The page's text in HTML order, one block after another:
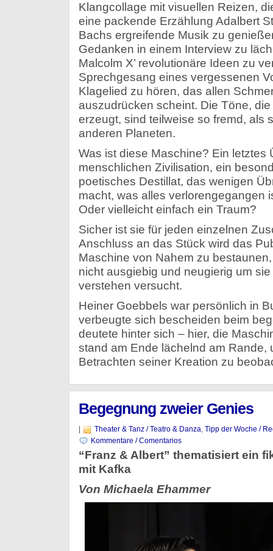
Klangcollage mit visuellen Reizen,
eine packende Erzählung Adalbert
Bachs ergreifende Musik zu
Gedanken in einem Interview zu
Malcolm X’ revolutionäre Ideen zu
Sprechgesang eines vergessenen
Klagelied zu hören, das allen
auszudrücken scheint. Die Töne,
erzeugt, sind teilweise so fremd, als
anderen Planeten.
Was ist diese Maschine? Ein letztes
menschlichen Zivilisation, ein
poetisches Destillat, das wenigen
macht, was alles verlorengegangen
Oder vielleicht einfach ein Traum?
Sicher ist sie für jeden einzelnen
Anschluss an das Stück wird das
Maschine von Nahem zu
nicht ausgiebig und neugierig um
verstehen versucht.
Heiner Goebbels war persönlich in
verbeugte sich bescheiden beim
deutete hinter sich – hier, die
stand am Ende lächelnd am Rande,
Betrachten seiner Kreation zu
Begegnung zweier Genies
Theater & Tanz / Teatro & Danza, Tipp der Woche /
Kommentare / Comentarios
“Franz & Albert” thematisiert ein
mit Kafka
Von Michaela Ehammer